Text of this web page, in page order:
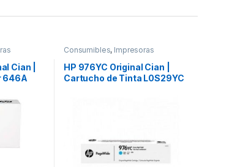
Cian |
646A
Consumibles, Impresoras
HP 976YC Original Cian |
Cartucho de Tinta L0S29YC